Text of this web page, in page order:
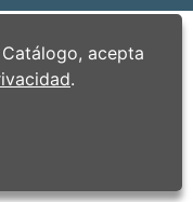
acepta
.